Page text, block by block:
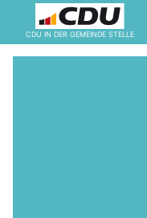
CDU IN DER GEMEINDE STELLE